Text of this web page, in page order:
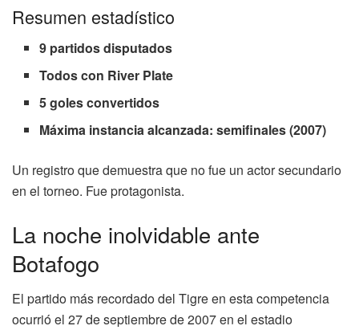
Resumen estadístico
9 partidos disputados
Todos con River Plate
5 goles convertidos
Máxima instancia alcanzada: semifinales (2007)
Un registro que demuestra que no fue un actor secundario
en el torneo. Fue protagonista.
La noche inolvidable ante
Botafogo
El partido más recordado del Tigre en esta competencia
ocurrió el 27 de septiembre de 2007 en el estadio